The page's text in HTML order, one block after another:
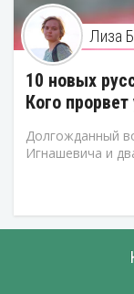
Лиза
10 новых
Кого
Долгожданный
Игнашевича и